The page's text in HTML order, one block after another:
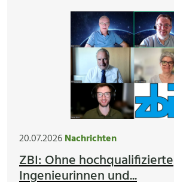
20.07.2026Nachrichten
ZBI: Ohne hochqualifizierte
Ingenieurinnen und...